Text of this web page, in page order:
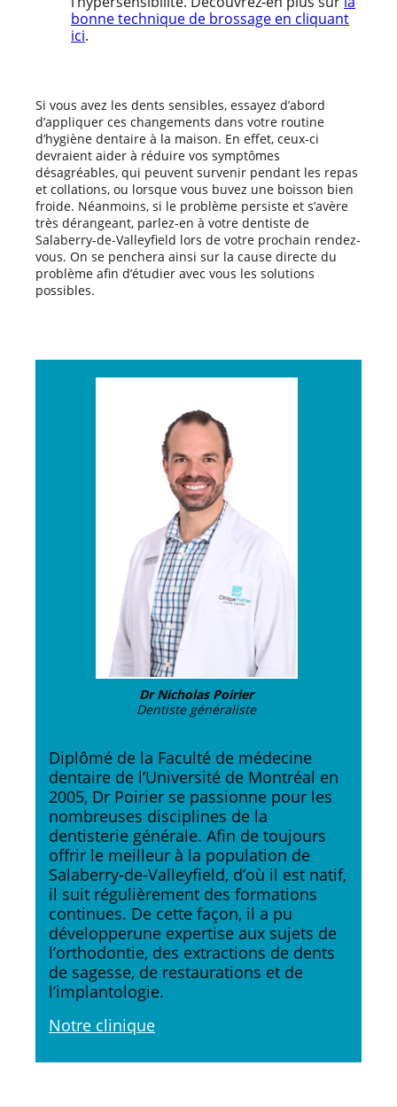
bonne technique de brossage en cliquant
ici.
Si vous avez les dents sensibles, essayez d’abord
d’appliquer ces changements dans votre routine
d’hygiène dentaire à la maison. En effet, ceux-ci
devraient aider à réduire vos symptômes
désagréables, qui peuvent survenir pendant les repas
et collations, ou lorsque vous buvez une boisson bien
froide. Néanmoins, si le problème persiste et s’avère
très dérangeant, parlez-en à votre dentiste de
Salaberry-de-Valleyfield lors de votre prochain rendez-
vous. On se penchera ainsi sur la cause directe du
problème afin d’étudier avec vous les solutions
possibles.
Dr Nicholas Poirier
Dentiste généraliste
Diplômé de la Faculté de médecine
dentaire de l’Université de Montréal en
2005, Dr Poirier se passionne pour les
nombreuses disciplines de la
dentisterie générale. Afin de toujours
offrir le meilleur à la population de
Salaberry-de-Valleyfield, d’où il est natif,
il suit régulièrement des formations
continues. De cette façon, il a pu
développerune expertise aux sujets de
l’orthodontie, des extractions de dents
de sagesse, de restaurations et de
l’implantologie.
Notre clinique